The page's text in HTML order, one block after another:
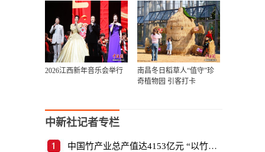
2026江西新年音乐会举行
南昌冬日稻草人“值守”珍
奇植物园 引客打卡
中新社记者专栏
中国竹产业总产值达4153亿元 “以竹代塑”倡